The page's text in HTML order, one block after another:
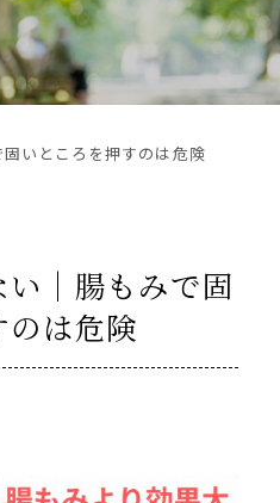
いところを押すのは危険
｜腸もみで固
は危険